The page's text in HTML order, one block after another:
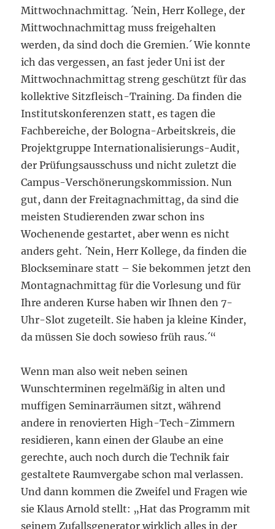
Mittwochnachmittag. ´Nein, Herr Kollege, der
Mittwochnachmittag muss freigehalten
werden, da sind doch die Gremien.´ Wie konnte
ich das vergessen, an fast jeder Uni ist der
Mittwochnachmittag streng geschützt für das
kollektive Sitzfleisch-Training. Da finden die
Institutskonferenzen statt, es tagen die
Fachbereiche, der Bologna-Arbeitskreis, die
Projektgruppe Internationalisierungs-Audit,
der Prüfungsausschuss und nicht zuletzt die
Campus-Verschönerungskommission. Nun
gut, dann der Freitagnachmittag, da sind die
meisten Studierenden zwar schon ins
Wochenende gestartet, aber wenn es nicht
anders geht. ´Nein, Herr Kollege, da finden die
Blockseminare statt – Sie bekommen jetzt den
Montagnachmittag für die Vorlesung und für
Ihre anderen Kurse haben wir Ihnen den 7-
Uhr-Slot zugeteilt. Sie haben ja kleine Kinder,
da müssen Sie doch sowieso früh raus.´“
Wenn man also weit neben seinen
Wunschterminen regelmäßig in alten und
muffigen Seminarräumen sitzt, während
andere in renovierten High-Tech-Zimmern
residieren, kann einen der Glaube an eine
gerechte, auch noch durch die Technik fair
gestaltete Raumvergabe schon mal verlassen.
Und dann kommen die Zweifel und Fragen wie
sie Klaus Arnold stellt: „Hat das Programm mit
seinem Zufallsgenerator wirklich alles in der